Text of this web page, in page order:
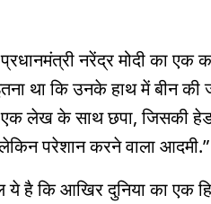
नरेंद्र मोदी का एक
था कि उनके हाथ में बीन
एक लेख के साथ छपा, जिसकी
परेशान करने वाला आदमी.”
ये है कि आखिर दुनिया का एक